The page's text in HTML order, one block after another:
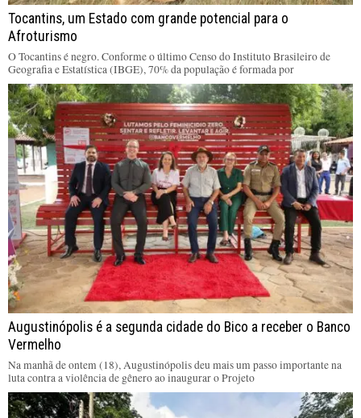
Tocantins, um Estado com grande potencial para o
Afroturismo
O Tocantins é negro. Conforme o último Censo do Instituto Brasileiro de
Geografia e Estatística (IBGE), 70% da população é formada por
Augustinópolis é a segunda cidade do Bico a receber o Banco
Vermelho
Na manhã de ontem (18), Augustinópolis deu mais um passo importante na
luta contra a violência de gênero ao inaugurar o Projeto